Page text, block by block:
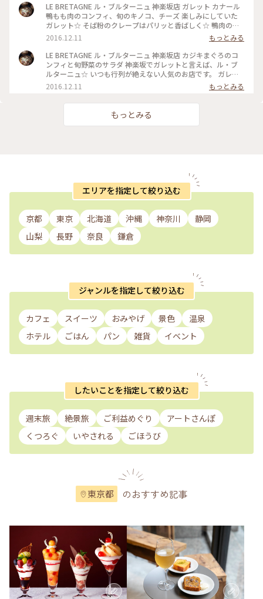
LE BRETAGNE ル・ブルターニュ 神楽坂店 ガレット カナール
鴨もも肉のコンフィ、旬のキノコ、チーズ 楽しみにしていた
ガレット☆ そば粉のクレープはパリッと香ばしく☆ 鴨肉の旨
みとたっぷりのきのこ、そしてチーズと生クリームのコクが良
い加減のバランスで☆ フランスのビストロのような雰囲気も
素敵で、スタッフの方々のあたたかいサービスにもホッとしま
す(^^) 行列ができるのも納得☆ また行きたくなりますから！
今度は甘いガレットも食べてみたいです☆ #ガレット #ランチ
2016.12.11
もっとみる
LE BRETAGNE ル・ブルターニュ 神楽坂店 カジキまぐろのコ
ンフィと旬野菜のサラダ 神楽坂でガレットと言えば、ル・ブ
ルターニュ☆ いつも行列が絶えない人気のお店です。 ガレッ
トの前にサラダを☆ やわらかくホロホロのカジキまぐろとさ
っぱりしたドレッシングがフレッシュなシャキシャキの野菜に
よく絡んでとっても美味しいサラダてした☆ #ガレット #サラ
2016.12.11 もっとみる
もっとみる
エリアを指定して絞り込む
京都 東京 北海道 沖縄 神奈川
静岡
山梨
長野 奈良 鎌倉
ジャンルを指定して絞り込む
カフェ スイーツ おみやげ 景色
温泉
ホテル
ごはん パン 雑貨 イベント
したいことを指定して絞り込む
週末旅 絶景旅 ご利益めぐり
アートさんぽ
くつろぐ
いやされる ごほうび
東京都 のおすすめ記事